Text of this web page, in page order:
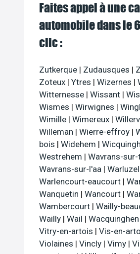
Faites appel à une
automobile dans le
clic :
Zutkerque | Zudausques |
Zoteux | Ytres | Wizernes |
Witternesse | Wissant |
Wismes | Wirwignes |
Wimille | Wimereux |
Willeman | Wierre-effroy |
bois | Widehem |
Westrehem | Wavrans-
Wavrans-sur-l'aa | Warluzel
Warlencourt-eaucourt |
Wanquetin | Wancourt |
Wambercourt | Wailly-
Wailly | Wail | Wacquinghen
Vitry-en-artois | Vis-en-
Violaines | Vincly | Vimy |